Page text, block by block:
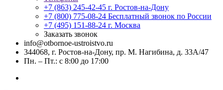
+7 (863) 245-42-45 г. Ростов-на-Дону
+7 (800) 775-08-24 Бесплатный звонок по России
+7 (495) 151-88-24 г. Москва
Заказать звонок
info@otbornoe-ustroistvo.ru
344068, г. Ростов-на-Дону, пр. М. Нагибина, д. 33А/47
Пн. – Пт.: с 8:00 до 17:00